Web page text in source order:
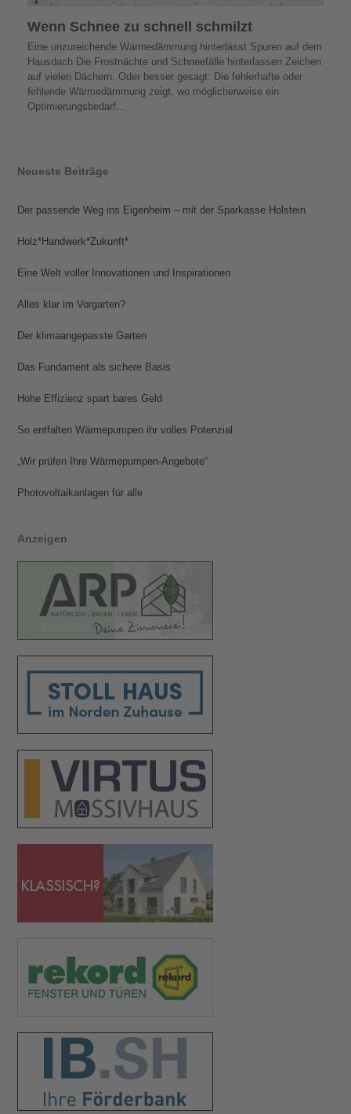
Wenn Schnee zu schnell schmilzt
Eine unzureichende Wärmedämmung hinterlässt Spuren auf dem
Hausdach Die Frostnächte und Schneefälle hinterlassen Zeichen
auf vielen Dächern. Oder besser gesagt: Die fehlerhafte oder
fehlende Wärmedämmung zeigt, wo möglicherweise ein
Optimierungsbedarf…
Neueste Beiträge
Der passende Weg ins Eigenheim – mit der Sparkasse Holstein
Holz*Handwerk*Zukunft*
Eine Welt voller Innovationen und Inspirationen
Alles klar im Vorgarten?
Der klimaangepasste Garten
Das Fundament als sichere Basis
Hohe Effizienz spart bares Geld
So entfalten Wärmepumpen ihr volles Potenzial
„Wir prüfen Ihre Wärmepumpen-Angebote“
Photovoltaik­­anlagen für alle
Anzeigen